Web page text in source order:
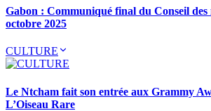
Gabon : Communiqué final du Conseil des
octobre 2025
CULTURE
Le Ntcham fait son entrée aux Grammy
L’Oiseau Rare